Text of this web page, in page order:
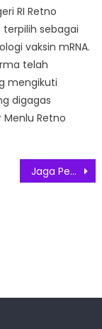
RI Retno
sebagai
vaksin mRNA.
telah
mengikuti
digagas
Retno
Jaga Penampilan, Shezy Idris dan Cut Mila Pilih Perawatan di Inov Glow Sunter